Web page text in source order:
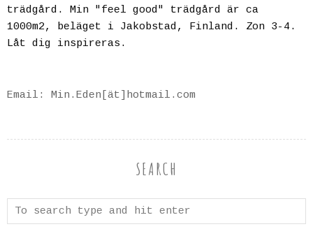
trädgård. Min "feel good" trädgård är ca
1000m2, beläget i Jakobstad, Finland. Zon 3-4.
Låt dig inspireras.
Email: Min.Eden[ät]hotmail.com
SEARCH